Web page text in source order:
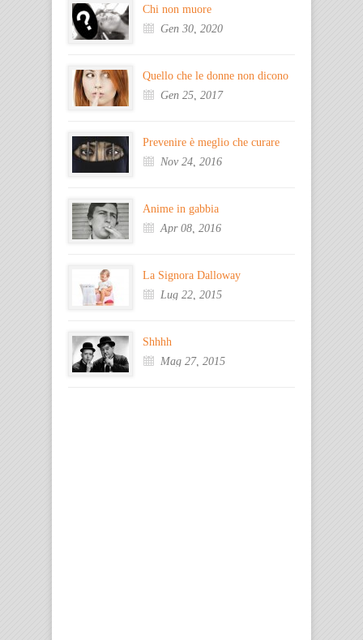
Chi non muore
Gen 30, 2020
Quello che le donne non dicono
Gen 25, 2017
Prevenire è meglio che curare
Nov 24, 2016
Anime in gabbia
Apr 08, 2016
La Signora Dalloway
Lug 22, 2015
Shhhh
Mag 27, 2015